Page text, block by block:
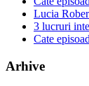
Lucia
3 lucruri
Cate
Arhive